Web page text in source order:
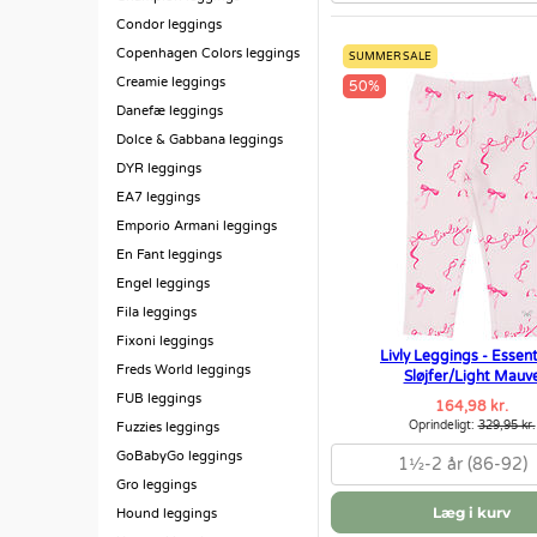
Condor leggings
Copenhagen Colors leggings
Creamie leggings
Danefæ leggings
Dolce & Gabbana leggings
DYR leggings
EA7 leggings
Emporio Armani leggings
En Fant leggings
Engel leggings
Fila leggings
Fixoni leggings
Freds World leggings
FUB leggings
Fuzzies leggings
GoBabyGo leggings
Gro leggings
Hound leggings
SUMMER SALE
50%
Livly Leggings -
Sløjfer/Light
164,98 kr.
Oprindeligt:329,95 kr.
1½-2 år (86-92)
Læg i kurv